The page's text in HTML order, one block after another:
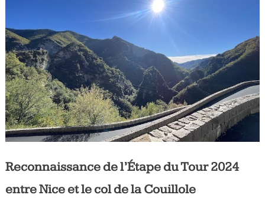
Reconnaissance de l’Étape du Tour 2024
entre Nice et le col de la Couillole